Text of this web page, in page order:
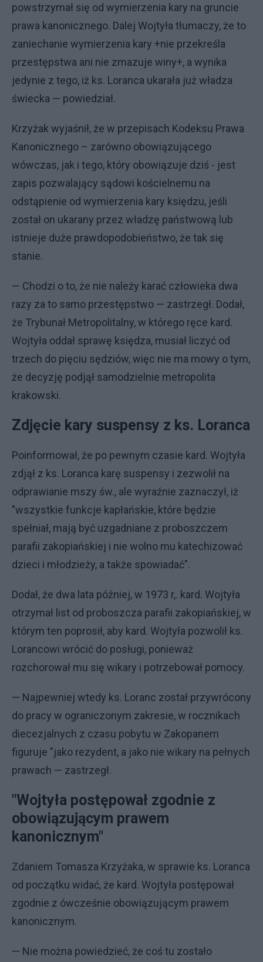
powstrzymał się od wymierzenia kary na gruncie
prawa kanonicznego. Dalej Wojtyła tłumaczy, że to
zaniechanie wymierzenia kary +nie przekreśla
przestępstwa ani nie zmazuje winy+, a wynika
jedynie z tego, iż ks. Loranca ukarała już władza
świecka — powiedział.
Krzyżak wyjaśnił, że w przepisach Kodeksu Prawa
Kanonicznego – zarówno obowiązującego
wówczas, jak i tego, który obowiązuje dziś - jest
zapis pozwalający sądowi kościelnemu na
odstąpienie od wymierzenia kary księdzu, jeśli
został on ukarany przez władzę państwową lub
istnieje duże prawdopodobieństwo, że tak się
stanie.
— Chodzi o to, że nie należy karać człowieka dwa
razy za to samo przestępstwo — zastrzegł. Dodał,
że Trybunał Metropolitalny, w którego ręce kard.
Wojtyła oddał sprawę księdza, musiał liczyć od
trzech do pięciu sędziów, więc nie ma mowy o tym,
że decyzję podjął samodzielnie metropolita
krakowski.
Zdjęcie kary suspensy z ks. Loranca
Poinformował, że po pewnym czasie kard. Wojtyła
zdjął z ks. Loranca karę suspensy i zezwolił na
odprawianie mszy św., ale wyraźnie zaznaczył, iż
"wszystkie funkcje kapłańskie, które będzie
spełniał, mają być uzgadniane z proboszczem
parafii zakopiańskiej i nie wolno mu katechizować
dzieci i młodzieży, a także spowiadać".
Dodał, że dwa lata później, w 1973 r,. kard. Wojtyła
otrzymał list od proboszcza parafii zakopiańskiej, w
którym ten poprosił, aby kard. Wojtyła pozwolił ks.
Lorancowi wrócić do posługi, ponieważ
rozchorował mu się wikary i potrzebował pomocy.
— Najpewniej wtedy ks. Loranc został przywrócony
do pracy w ograniczonym zakresie, w rocznikach
diecezjalnych z czasu pobytu w Zakopanem
figuruje "jako rezydent, a jako nie wikary na pełnych
prawach — zastrzegł.
"Wojtyła postępował zgodnie z
obowiązującym prawem
kanonicznym"
Zdaniem Tomasza Krzyżaka, w sprawie ks. Loranca
od początku widać, że kard. Wojtyła postępował
zgodnie z ówcześnie obowiązującym prawem
kanonicznym.
— Nie można powiedzieć, że coś tu zostało